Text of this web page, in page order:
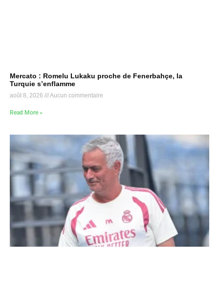
Mercato : Romelu Lukaku proche de Fenerbahçe, la
Turquie s’enflamme
août 8, 2026 Aucun commentaire
Read More »